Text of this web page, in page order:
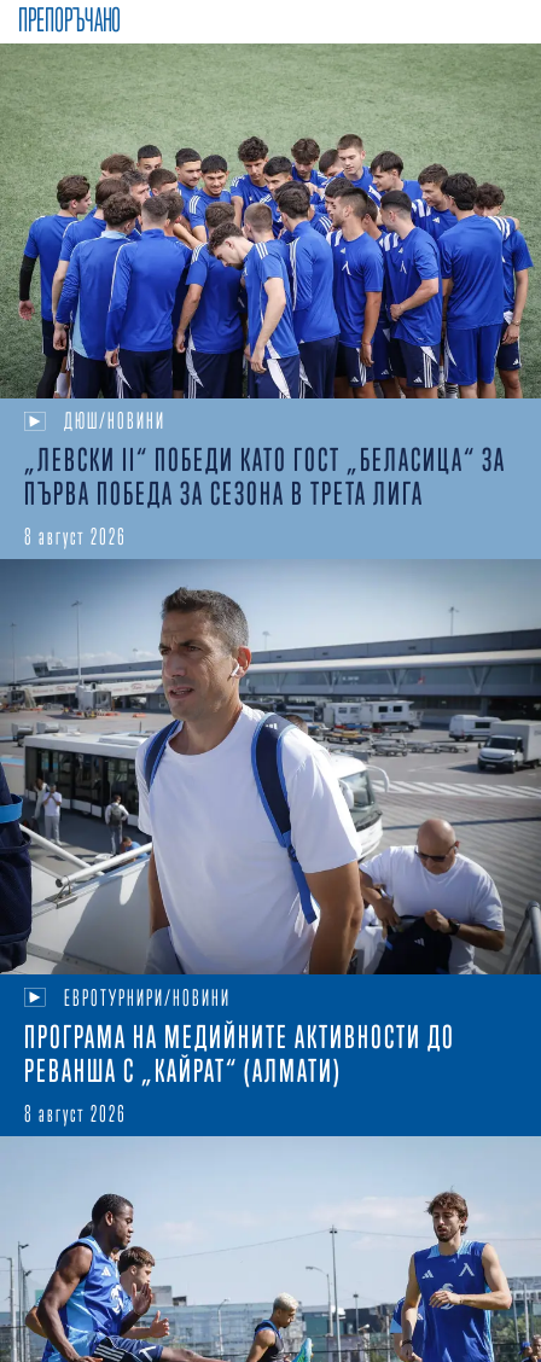
ПРЕПОРЪЧАНО
ДЮШ/НОВИНИ
„ЛЕВСКИ II“ ПОБЕДИ КАТО ГОСТ „БЕЛАСИЦА“ ЗА
ПЪРВА ПОБЕДА ЗА СЕЗОНА В ТРЕТА ЛИГА
8 август 2026
ЕВРОТУРНИРИ/НОВИНИ
ПРОГРАМА НА МЕДИЙНИТЕ АКТИВНОСТИ ДО
РЕВАНША С „КАЙРАТ“ (АЛМАТИ)
8 август 2026